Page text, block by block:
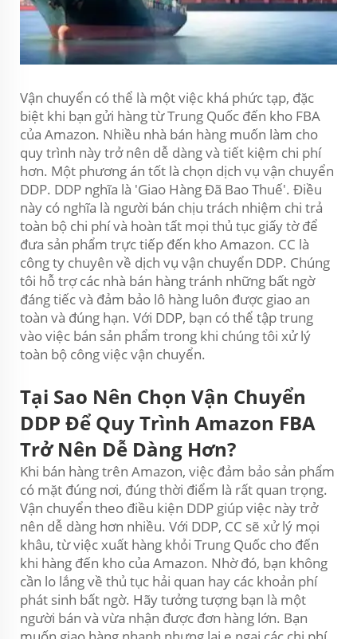
Vận chuyển có thể là một việc khá phức tạp, đặc
biệt khi bạn gửi hàng từ Trung Quốc đến kho FBA
của Amazon. Nhiều nhà bán hàng muốn làm cho
quy trình này trở nên dễ dàng và tiết kiệm chi phí
hơn. Một phương án tốt là chọn dịch vụ vận chuyển
DDP. DDP nghĩa là 'Giao Hàng Đã Bao Thuế'. Điều
này có nghĩa là người bán chịu trách nhiệm chi trả
toàn bộ chi phí và hoàn tất mọi thủ tục giấy tờ để
đưa sản phẩm trực tiếp đến kho Amazon. CC là
công ty chuyên về dịch vụ vận chuyển DDP. Chúng
tôi hỗ trợ các nhà bán hàng tránh những bất ngờ
đáng tiếc và đảm bảo lô hàng luôn được giao an
toàn và đúng hạn. Với DDP, bạn có thể tập trung
vào việc bán sản phẩm trong khi chúng tôi xử lý
toàn bộ công việc vận chuyển.
Tại Sao Nên Chọn Vận Chuyển
DDP Để Quy Trình Amazon FBA
Trở Nên Dễ Dàng Hơn?
Khi bán hàng trên Amazon, việc đảm bảo sản phẩm
có mặt đúng nơi, đúng thời điểm là rất quan trọng.
Vận chuyển theo điều kiện DDP giúp việc này trở
nên dễ dàng hơn nhiều. Với DDP, CC sẽ xử lý mọi
khâu, từ việc xuất hàng khỏi Trung Quốc cho đến
khi hàng đến kho của Amazon. Nhờ đó, bạn không
cần lo lắng về thủ tục hải quan hay các khoản phí
phát sinh bất ngờ. Hãy tưởng tượng bạn là một
người bán và vừa nhận được đơn hàng lớn. Bạn